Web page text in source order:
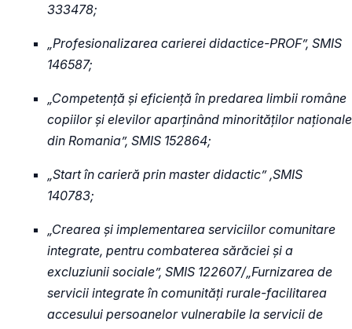
333478;
„Profesionalizarea carierei didactice-PROF”, SMIS
146587;
Competență și eficiență în predarea limbii române
copiilor și elevilor aparținând minorităților naționale
din Romania”, SMIS 152864;
„Start în carieră prin master didactic”,SMIS
140783;
Crearea și implementarea serviciilor comunitare
integrate, pentru combaterea sărăciei și a
excluziunii sociale”, SMIS 122607/„ Furnizarea de
servicii integrate în comunități rurale-facilitarea
accesului persoanelor vulnerabile la servicii de